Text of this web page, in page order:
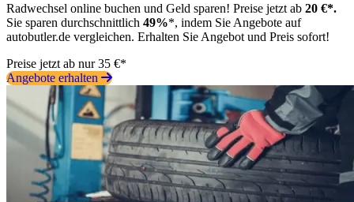
Radwechsel online buchen und Geld sparen! Preise jetzt ab 20 €*.
Sie sparen durchschnittlich 49%*, indem Sie Angebote auf
autobutler.de vergleichen. Erhalten Sie Angebot und Preis sofort!
Preise jetzt ab nur 35 €*
Angebote erhalten